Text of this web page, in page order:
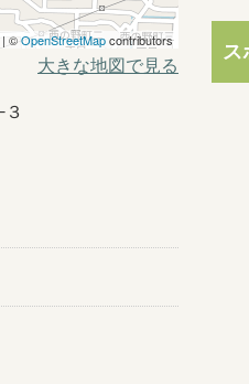
| ©OpenStreetMapcontributors
大きな地図で見る
ス